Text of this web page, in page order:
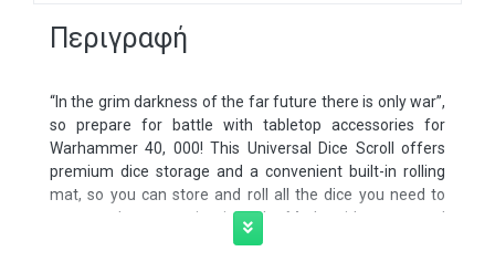
Περιγραφή
“In the grim darkness of the far future there is only war”,
so prepare for battle with tabletop accessories for
Warhammer 40, 000! This Universal Dice Scroll offers
premium dice storage and a convenient built-in rolling
mat, so you can store and roll all the dice you need to
command your armies in style. Made with a textured
leatherette exterior and soft microfiber interior, you can